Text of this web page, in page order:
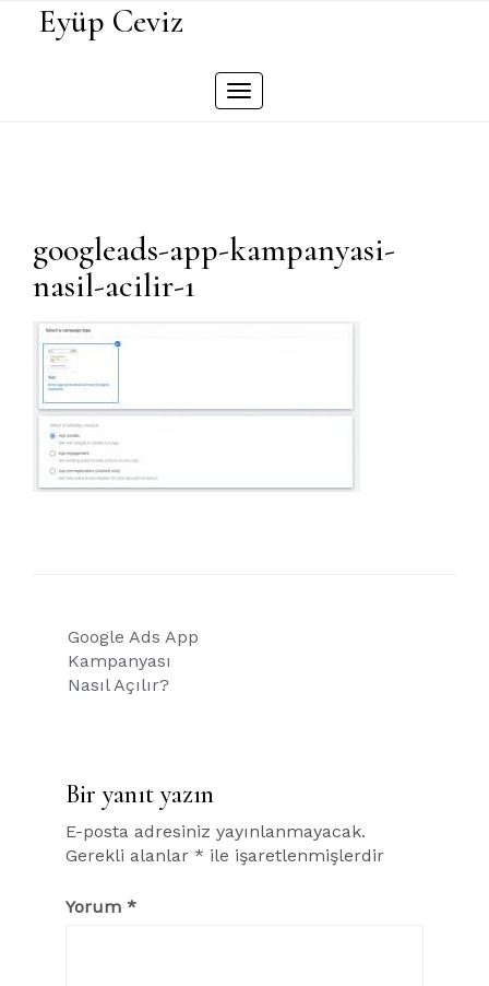
Eyüp Ceviz
Toggle
googleads-app-kampanyasi-
nasil-acilir-1
Yazı
gezinmesi
Google Ads App
Kampanyası
Nasıl Açılır?
Bir yanıt yazın
E-posta adresiniz yayınlanmayacak.
Gerekli alanlar * ile işaretlenmişlerdir
Yorum *